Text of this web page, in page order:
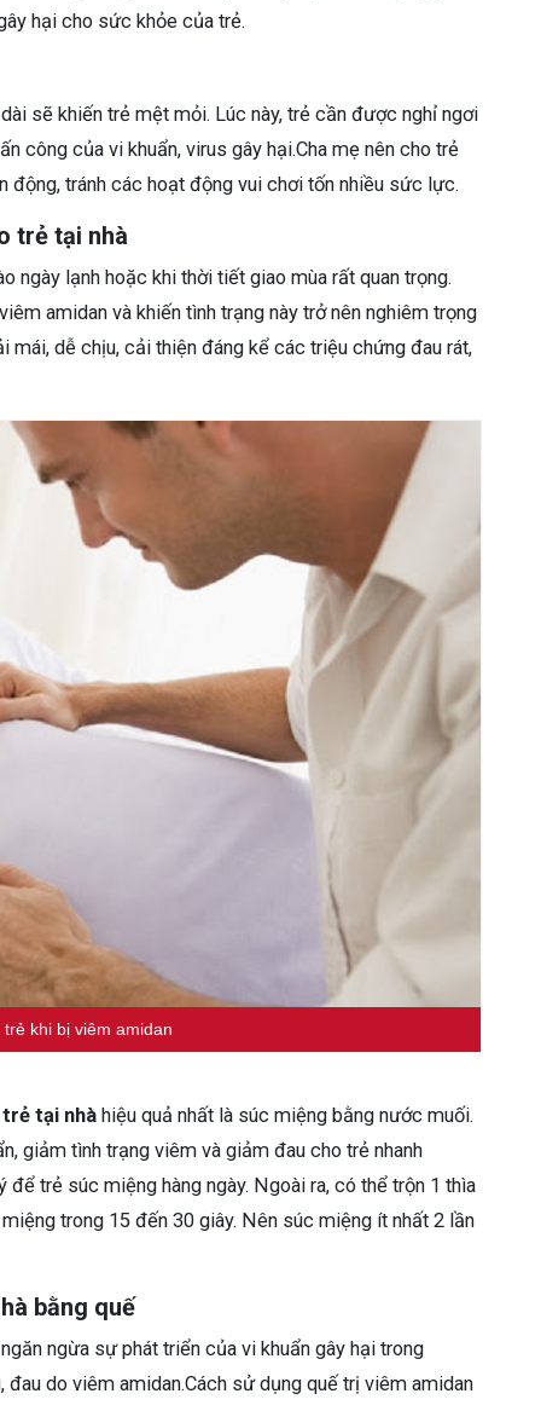
hại cho sức khỏe của trẻ.
sẽ khiến trẻ mệt mỏi. Lúc này, trẻ cần được nghỉ ngơi
công của vi khuẩn, virus gây hại.Cha mẹ nên cho trẻ
động, tránh các hoạt động vui chơi tốn nhiều sức lực.
trẻ tại nhà
ngày lạnh hoặc khi thời tiết giao mùa rất quan trọng.
amidan và khiến tình trạng này trở nên nghiêm trọng
dễ chịu, cải thiện đáng kể các triệu chứng đau rát,
khi bị viêm amidan
tại nhà hiệu quả nhất là súc miệng bằng nước muối.
giảm tình trạng viêm và giảm đau cho trẻ nhanh
trẻ súc miệng hàng ngày. Ngoài ra, có thể trộn 1 thìa
trong 15 đến 30 giây. Nên súc miệng ít nhất 2 lần
bằng quế
ngừa sự phát triển của vi khuẩn gây hại trong
do viêm amidan.Cách sử dụng quế trị viêm amidan